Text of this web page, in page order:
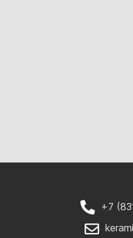
+7